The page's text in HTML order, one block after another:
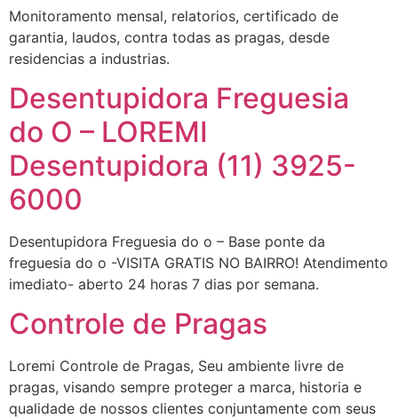
Monitoramento mensal, relatorios, certificado de
garantia, laudos, contra todas as pragas, desde
residencias a industrias.
Desentupidora Freguesia
do O – LOREMI
Desentupidora (11) 3925-
6000
Desentupidora Freguesia do o – Base ponte da
freguesia do o -VISITA GRATIS NO BAIRRO! Atendimento
imediato- aberto 24 horas 7 dias por semana.
Controle de Pragas
Loremi Controle de Pragas, Seu ambiente livre de
pragas, visando sempre proteger a marca, historia e
qualidade de nossos clientes conjuntamente com seus